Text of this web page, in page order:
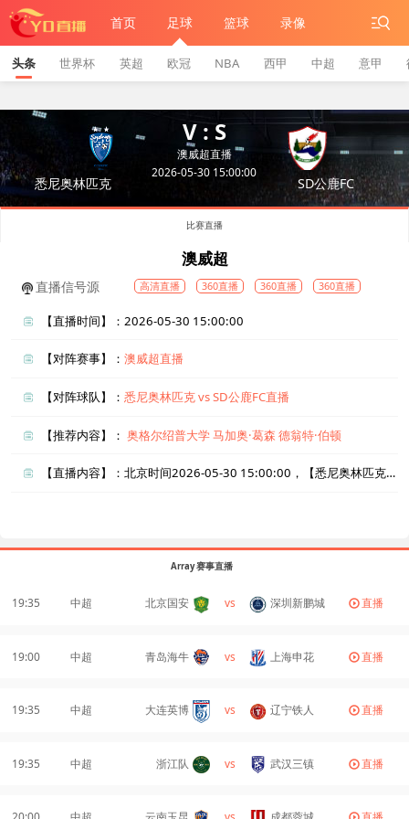
首页 足球 篮球 录像
头条 世界杯 英超 欧冠 NBA 西甲 中超 意甲
悉尼奥林匹克
V : S
澳威超直播
2026-05-30 15:00:00
SD公鹿FC
比赛直播
澳威超
直播信号源 高清直播 360直播 360直播 360直播
【直播时间】：2026-05-30 15:00:00
【对阵赛事】：澳威超直播
【对阵球队】：悉尼奥林匹克 vs SD公鹿FC直播
【推荐内容】：奥格尔绍普大学马加奥·葛森 德翁特·伯顿
【直播内容】：北京时间2026-05-30 15:00:00，【悉尼奥林匹克vsSD公鹿FC】直播准时在线播放，喜欢看比赛的朋友可以提前收藏本页面以免错过直播。盈点直播网_足球直播还为您在本页面索引了相关直播、悉尼奥林匹克直播、SD公鹿FC直播的近期比赛列表以及两队历史交锋、两队赛程。
Array 赛事直播
19:35 中超 北京国安 vs 深圳新鹏城 直播
19:00 中超 青岛海牛 vs 上海申花 直播
19:35 中超 大连英博 vs 辽宁铁人 直播
19:35 中超 浙江队 vs 武汉三镇 直播